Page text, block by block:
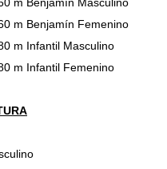
Masculino
Femenino
Masculino
Femenino